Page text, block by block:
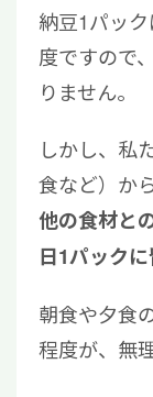
納豆1パッ
度ですので
りません。
しかし、私
食など）か
他の食材と
日1パック
朝食や夕食
程度が、無